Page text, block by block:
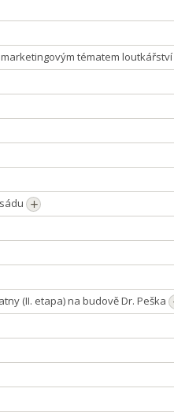
tématem loutkářství
(II. etapa) na budově Dr. Peška